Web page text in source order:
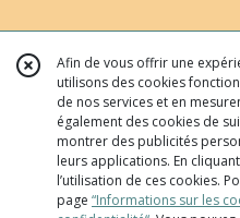
Afin de vous offrir une
utilisons des cookies
de nos services et en
également des cookies de
montrer des publicités
leurs applications. En
l’utilisation de ces cookies.
page “Informations sur les